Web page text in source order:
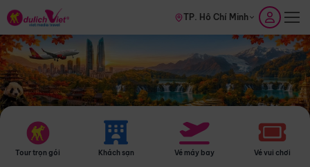
TP. Hồ Chí Minh
Tour trọn gói Khách sạn Vé máy bay Vé vui chơi